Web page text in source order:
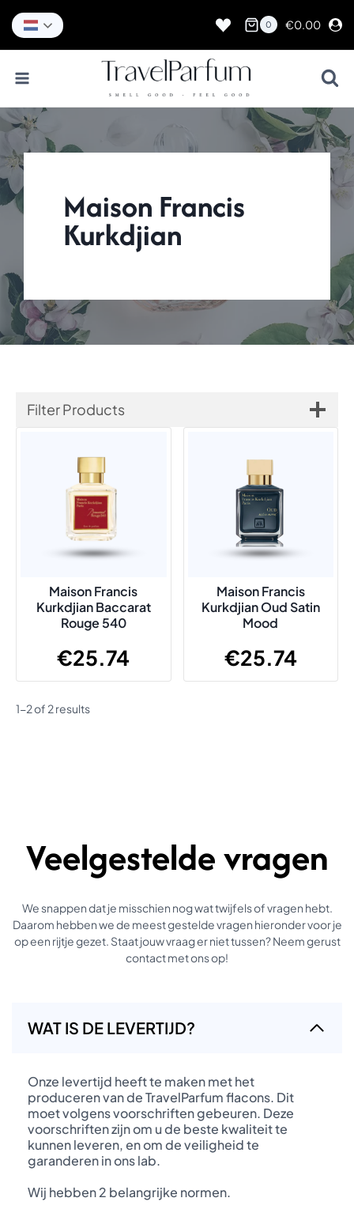
naar
inhoud
0 €0.00
Maison Francis
Kurkdjian
Filter Products
Maison Francis
Kurkdjian Baccarat
Rouge 540
€25.74
Maison Francis
Kurkdjian Oud Satin
Mood
€25.74
1-2 of 2 results
Veelgestelde vragen
We snappen dat je misschien nog wat twijfels of vragen hebt.
Daarom hebben we de meest gestelde vragen hieronder voor je
op een rijtje gezet. Staat jouw vraag er niet tussen? Neem gerust
contact met ons op!
WAT IS DE LEVERTIJD?
Onze levertijd heeft te maken met het
produceren van de TravelParfum flacons. Dit
moet volgens voorschriften gebeuren. Deze
voorschriften zijn om u de beste kwaliteit te
kunnen leveren, en om de veiligheid te
garanderen in ons lab.
Wij hebben 2 belangrijke normen.